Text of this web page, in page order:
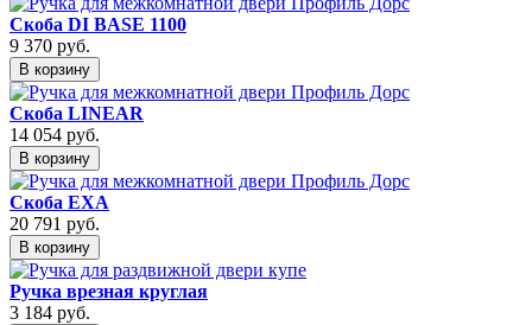
Скоба DI BASE 1100
9 370 руб.
В корзину
Скоба LINEAR
14 054 руб.
В корзину
Скоба EXA
20 791 руб.
В корзину
Ручка врезная круглая
3 184 руб.